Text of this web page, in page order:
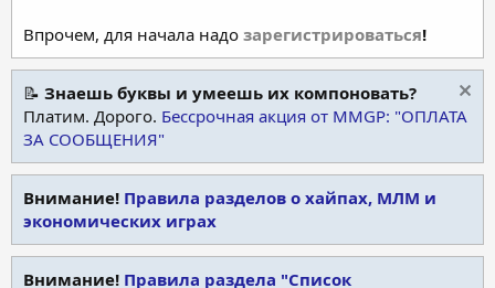
Впрочем, для начала надо зарегистрироваться!
📝 Знаешь буквы и умеешь их компоновать?
Платим. Дорого. Бессрочная акция от MMGP: "ОПЛАТА
ЗА СООБЩЕНИЯ"
Внимание! Правила разделов о хайпах, МЛМ и
экономических играх
Внимание! Правила раздела "Список